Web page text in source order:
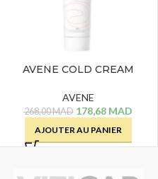
AVENE COLD CREAM
AVENE
268,00MAD 178,68 MAD
AJOUTER AU PANIER